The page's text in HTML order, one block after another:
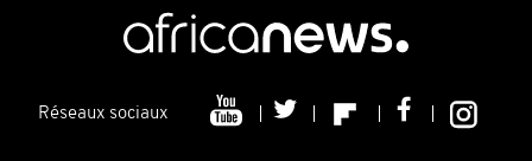
Réseaux sociaux